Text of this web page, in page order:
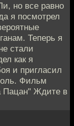
но все равно
я посмотрел
Теперь я
стали
как я
и пригласил
Фильм
Пацан" Ждите в